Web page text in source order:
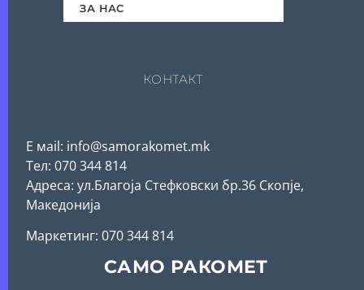
ЗА НАС
КОНТАКТ
Е мail: info@samorakomet.mk
Тел: 070 344 814
Адреса: ул.Благоја Стефковски бр.36 Скопје,
Македонија
Mаркетинг: 070 344 814
САМО РАКОМЕТ